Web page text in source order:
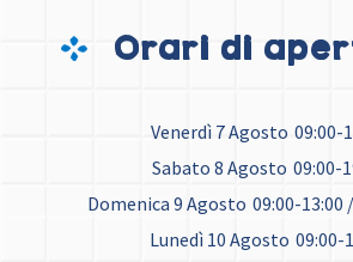
Orari di
Venerdì 7 Agosto 09:00-
Sabato 8 Agosto 09:00-
Domenica 9 Agosto 09:00-13:00
Lunedì 10 Agosto 09:00-